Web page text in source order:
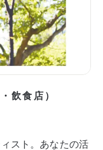
飲食店）
スト。あなたの活